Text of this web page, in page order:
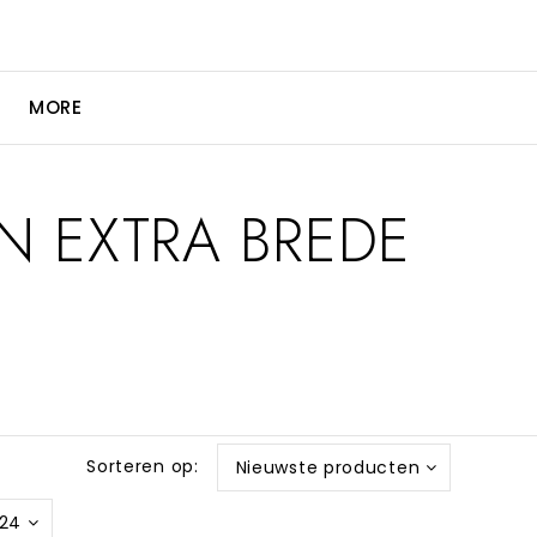
MORE
EXTRA BREDE
Sorteren op: Nieuwste producten